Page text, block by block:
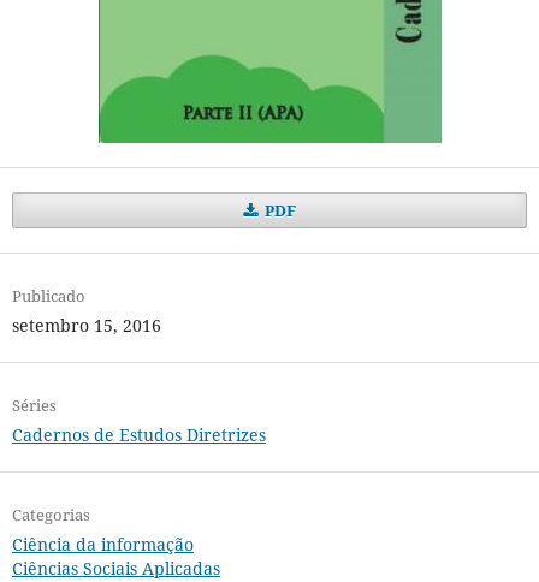
PDF
Publicado
setembro 15, 2016
Séries
Cadernos de Estudos Diretrizes
Categorias
Ciência da informação
Ciências Sociais Aplicadas